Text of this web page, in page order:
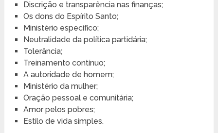
Discrição e transparência nas finanças;
Os dons do Espírito Santo;
Ministério específico;
Neutralidade da política partidária;
Tolerância;
Treinamento contínuo;
A autoridade de homem;
Ministério da mulher;
Oração pessoal e comunitária;
Amor pelos pobres;
Estilo de vida simples.